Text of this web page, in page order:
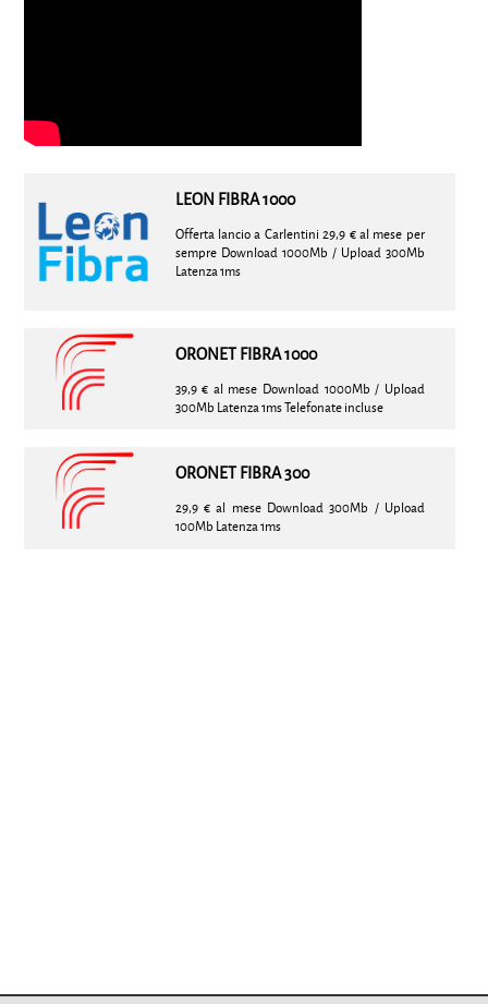
LEON FIBRA 1000
Offerta lancio a Carlentini 29,9 € al mese per
sempre Download 1000Mb / Upload 300Mb
Latenza 1ms
ORONET FIBRA 1000
39,9 € al mese Download 1000Mb / Upload
300Mb Latenza 1ms Telefonate incluse
ORONET FIBRA 300
29,9 € al mese Download 300Mb / Upload
100Mb Latenza 1ms